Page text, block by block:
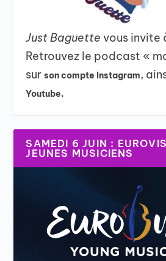
Just Baguettevous invite
Retrouvez le podcast «
surson compte Instagram,
Youtube.
SAMEDI 6 JUIN :
JEUNES MUSICIENS